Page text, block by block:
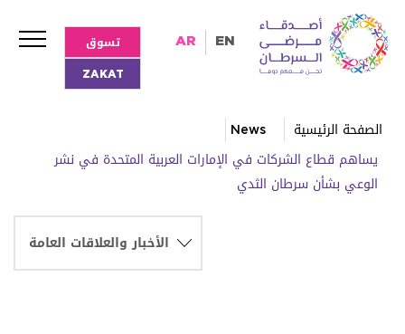
AR EN
تسوق
ZAKAT
الصفحة الرئيسية
News
يساهم قطاع الشركات في الإمارات العربية المتحدة في نشر
الوعي بشأن سرطان الثدي